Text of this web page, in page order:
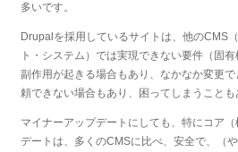
多いです。
Drupalを採用しているサイトは、他のCMS
ト・システム）では実現できない要件（固
副作用が起きる場合もあり、なかなか変更
頼できない場合もあり、困ってしまうことも
マイナーアップデートにしても、特にコア
デートは、多くのCMSに比べ、安全で、（